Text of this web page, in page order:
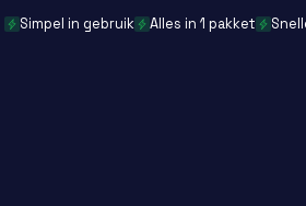
Simpel in gebruik Alles in 1 pakket